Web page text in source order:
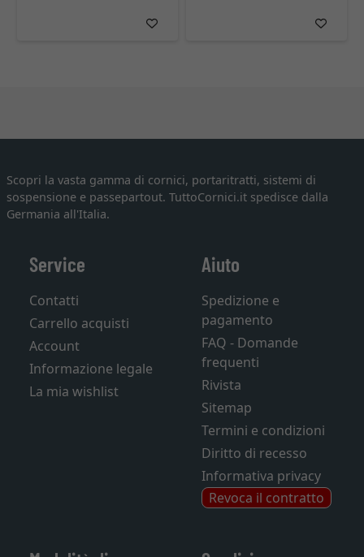
Scopri la vasta gamma di cornici, portaritratti, sistemi di
sospensione e passepartout. TuttoCornici.it spedisce dalla
Germania all'Italia.
Service
Contatti
Carrello acquisti
Account
Informazione legale
La mia wishlist
Aiuto
Spedizione e
pagamento
FAQ - Domande
frequenti
Rivista
Sitemap
Termini e condizioni
Diritto di recesso
Informativa privacy
Revoca il contratto